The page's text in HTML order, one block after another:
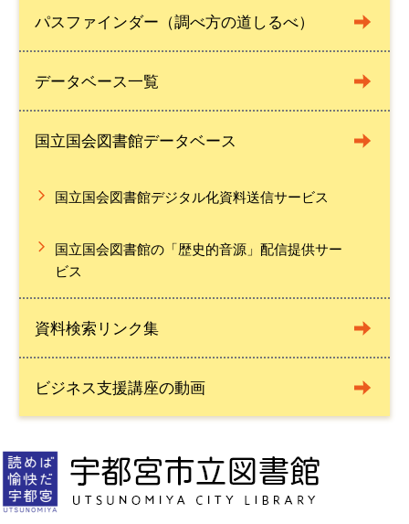
パスファインダー（調べ方の道しるべ）
データベース一覧
国立国会図書館データベース
国立国会図書館デジタル化資料送信サービス
国立国会図書館の「歴史的音源」配信提供サー
ビス
資料検索リンク集
ビジネス支援講座の動画